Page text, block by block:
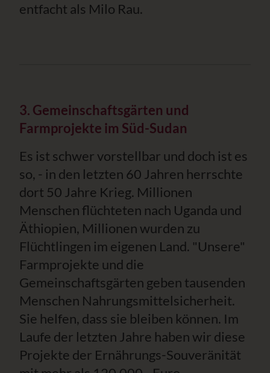
entfacht als Milo Rau.
3. Gemeinschaftsgärten und
Farmprojekte im Süd-Sudan
Es ist schwer vorstellbar und doch ist es
so, - in den letzten 60 Jahren herrschte
dort 50 Jahre Krieg. Millionen
Menschen flüchteten nach Uganda und
Äthiopien, Millionen wurden zu
Flüchtlingen im eigenen Land. "Unsere"
Farmprojekte und die
Gemeinschaftsgärten geben tausenden
Menschen Nahrungsmittelsicherheit.
Sie helfen, dass sie bleiben können. Im
Laufe der letzten Jahre haben wir diese
Projekte der Ernährungs-Souveränität